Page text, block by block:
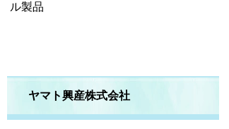
ル製品
ヤマト興産株式会社